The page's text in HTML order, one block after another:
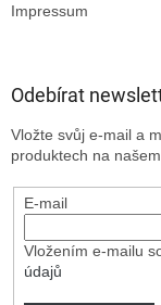
Impressum
Odebírat
Vložte svůj e-mail a
produktech na
E-mail
Vložením e-mailu
údajů